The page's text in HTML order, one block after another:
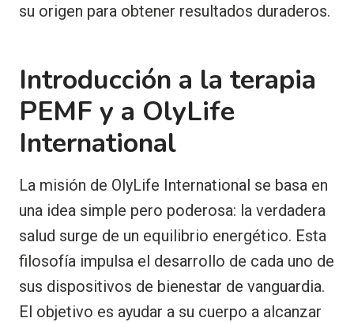
su origen para obtener resultados duraderos.
Introducción a la terapia
PEMF y a OlyLife
International
La misión de OlyLife International se basa en
una idea simple pero poderosa: la verdadera
salud surge de un equilibrio energético. Esta
filosofía impulsa el desarrollo de cada uno de
sus dispositivos de bienestar de vanguardia.
El objetivo es ayudar a su cuerpo a alcanzar